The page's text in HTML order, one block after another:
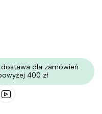
dla zamówień
400 zł